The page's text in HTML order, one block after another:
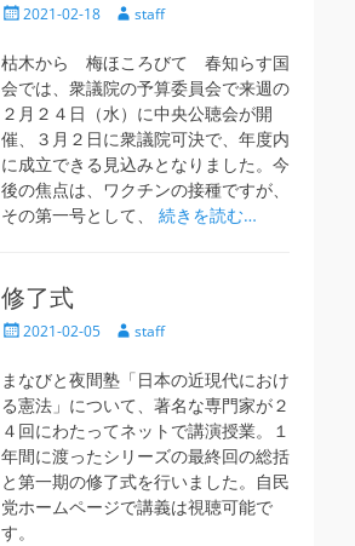
投
日
2021-02-18
投
者
staff
枯木から 梅ほころびて 春知らす国
会では、衆議院の予算委員会で来週の
２月２４日（水）に中央公聴会が開
催、３月２日に衆議院可決で、年度内
に成立できる見込みとなりました。今
後の焦点は、ワクチンの接種ですが、
その第一号として、 続きを読む…
修了式
投
日
2021-02-05
投
者
staff
まなびと夜間塾「日本の近現代におけ
る憲法」について、著名な専門家が２
４回にわたってネットで講演授業。１
年間に渡ったシリーズの最終回の総括
と第一期の修了式を行いました。自民
党ホームページで講義は視聴可能で
す。